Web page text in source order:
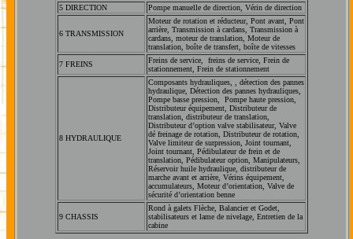
5 DIRECTION Pompe manuelle de direction, Vérin de direction
6 TRANSMISSION
Moteur de rotation et réducteur, Pont avant, Pont
arrière, Transmission à cardans, Transmission à
cardans, moteur de translation, Moteur de
translation, boîte de transfert, boîte de vitesses
7 FREINS
Freins de service, freins de service, Frein de
stationnement, Frein de stationnement
8 HYDRAULIQUE
Composants hydrauliques, , détection des pannes
hydraulique, Détection des pannes hydrauliques,
Pompe basse pression, Pompe haute pression,
Distributeur équipement, Distributeur de
translation, distributeur de translation,
Distributeur d’option valve stabilisateur, Valve
dé freinage de rotation, Distributeur de rotation,
Valve limiteur de surpression, Joint tournant,
Joint tournant, Pédibulateur de frein et de
translation, Pédibulateur option, Manipulateurs,
Réservoir huile hydraulique, distributeur de
marche avant et arrière, Vérins équipement,
accumulateurs, Moteur d’orientation, Valve de
sécurité d’orientation benne
9 CHASSIS
Rond à galets Flèche, Balancier et Godet,
stabilisateurs et lame de nivelage, Entretien de la
cabine